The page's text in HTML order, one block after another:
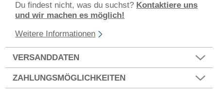
Du findest nicht, was du suchst? Kontaktiere uns
und wir machen es möglich!
Weitere Informationen
VERSANDDATEN
ZAHLUNGSMÖGLICHKEITEN